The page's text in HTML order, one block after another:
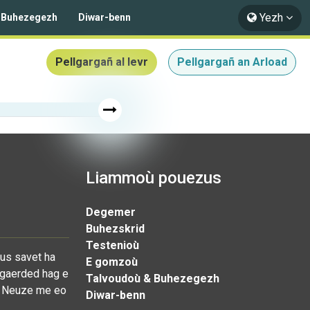
Diwar-benn Yezh
Pellgargañ al levr Pellgargañ an Arload
savet ha
hag e
me eo
Liammoù pouezus
Degemer
Buhezskrid
Testenioù
E gomzoù
Talvoudoù & Buhezegezh
Diwar-benn